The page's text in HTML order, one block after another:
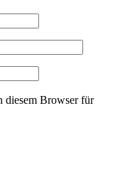
diesem Browser für